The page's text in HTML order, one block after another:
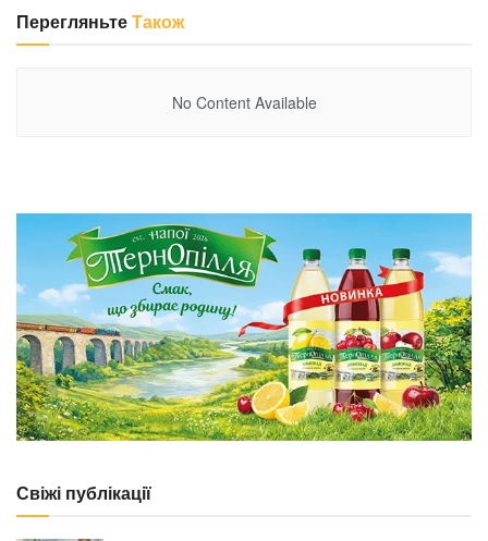
ПерегляньтеТакож
No Content Available
Свіжі публікації